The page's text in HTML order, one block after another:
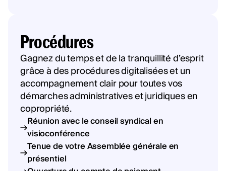
Procédures
Gagnez du temps et de la tranquillité d’esprit
grâce à des procédures digitalisées et un
accompagnement clair pour toutes vos
démarches administratives et juridiques en
copropriété.
Réunion avec le conseil syndical en
visioconférence
Tenue de votre Assemblée générale en
présentiel